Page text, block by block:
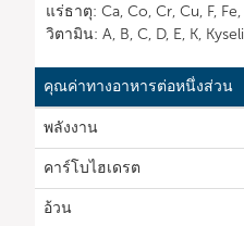
แร่ธาตุ: Ca, Co, Cr, Cu, F,
วิตามิน: A, B, C, D, E, K,
คุณค่าทางอาหารต่อหนึ่งส่วน
พลังงาน
คาร์โบไฮเดรต
อ้วน